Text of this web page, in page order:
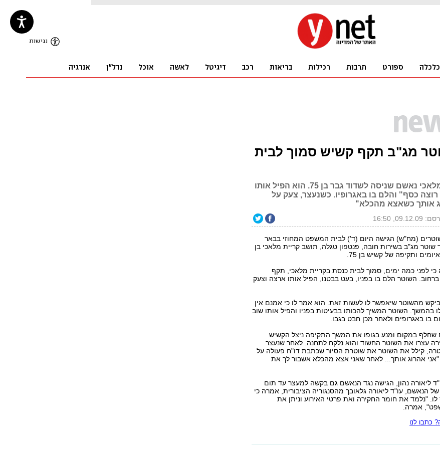
מג"ב תקף קשיש סמוך לבית
השוטר מקריית מלאכי נאשם שניסה לשדוד גבר בן 75. הוא הפיל אותו
כסף" והלם בו באגרופיו. כשנעצר, צעק על
אותך כשאצא מהכלא"
16:50
(מח"ש) הגישה היום (ד') לבית המשפט המחוזי בבאר
מג"ב בשירות חובה, פנטפון טגלה, תושב קריית מלאכי בן
לפני כמה ימים, סמוך לבית כנסת בקריית מלאכי, תקף
השוטר הלם בו בפניו, בעט בבטנו, הפיל אותו ארצה וצעק
מהשוטר שיאפשר לו לעשות זאת. הוא אמר לו כי אמנם אין
בהמשך. השוטר המשיך להכותו בבעיטות בפניו והפיל אותו שוב
בו באגרופים ולאחר מכן חבט בגבו.
שחלף במקום ומנע בגופו את המשך התקיפה ניצל הקשיש.
עצרו את השוטר החשוד והוא נלקח לתחנה. לאחר שנעצר
קילל את השוטר את שוטרת הסיור שכתבת דו"ח פעולה על
"אני אהרוג אותך... לאחר שאני אצא מהכלא אשבור לך את
ליאורה נהון, הגישה נגד הנאשם גם בקשה למעצר עד תום
של הנאשם, עו"ד ליאורה גלאובך מהסנגוריה הציבורית, אמרה כי
"נלמד את חומר החקירה ואת פרטי האירוע וניתן את
אמרה.
כתבו לנו